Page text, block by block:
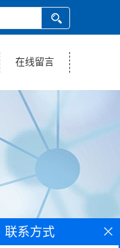
在线留言
联系方式